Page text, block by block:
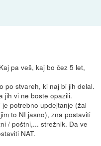
pa veš, kaj bo čez 5 let,
po stvareh, ki naj bi jih delal.
jih vi ne boste opazili.
potrebno updejtanje (žal
to NI jasno), zna postaviti
/ poštni,... strežnik. Da ve
NAT.